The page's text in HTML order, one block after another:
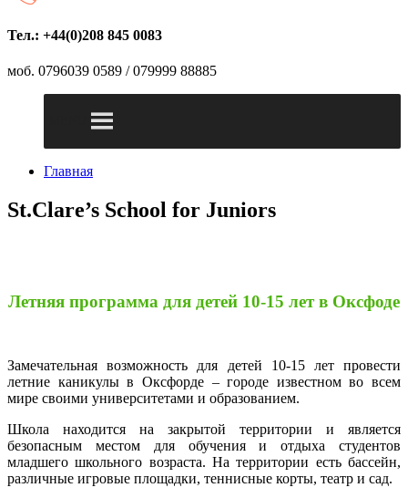
Тел.: +44(0)208 845 0083
моб. 0796039 0589 / 079999 88885
Главная
St.Clare’s School for Juniors
Летняя программа для детей 10-15 лет в Оксфоде
Замечательная возможность для детей 10-15 лет провести
летние каникулы в Оксфорде – городе известном во всем
мире своими университетами и образованием.
Школа находится на закрытой территории и является
безопасным местом для обучения и отдыха студентов
младшего школьного возраста. На территории есть бассейн,
различные игровые площадки, теннисные корты, театр и сад.